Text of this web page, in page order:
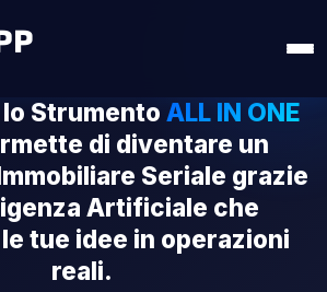
Strumento ALL IN ONE
di diventare un
Seriale grazie
Artificiale che
tue idee in operazioni
reali.